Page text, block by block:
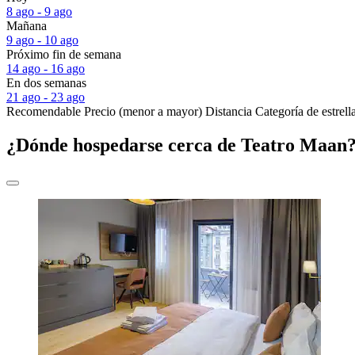
8 ago - 9 ago
Mañana
9 ago - 10 ago
Próximo fin de semana
14 ago - 16 ago
En dos semanas
21 ago - 23 ago
Recomendable Precio (menor a mayor) Distancia Categoría de
¿Dónde hospedarse cerca de Teatro